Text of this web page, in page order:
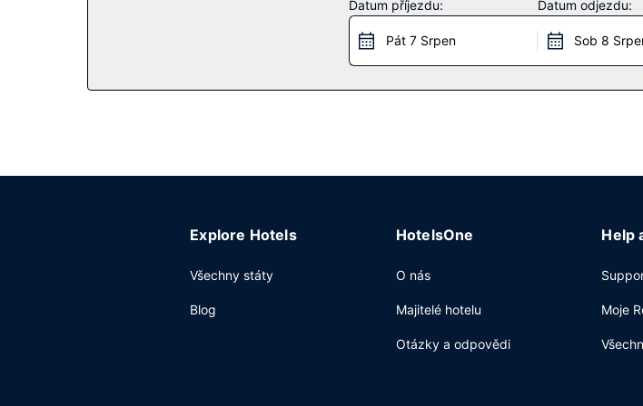
se na výlet do okolí, můžete se zdarma svézt kyvadlovou dopravou.
SW Steakhouse je jednou z 16 restaurací v areálu tohoto hotelu. Podává se zde
pokojovou službu nebo si zakoupit občerstvení v kavárně. Chcete-li svůj rušný den
Datum příjezdu:
Pát 7 Srpen
Datum odjezdu:
Sob 8
Explore Hotels
Všechny státy
Blog
HotelsOne
O nás
Majitelé hotelu
Otázky a odpovědi
Help
Moje